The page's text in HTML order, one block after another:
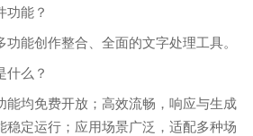
功能？
能创作整合、全面的文字处理工具。
什么？
能均免费开放；高效流畅，响应与生成
稳定运行；应用场景广泛，适配多种场